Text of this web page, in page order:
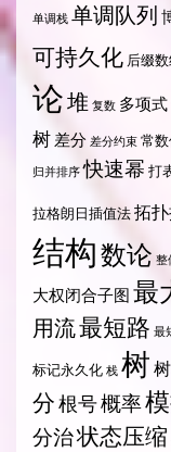
单调栈 单调队列
可持久化 后缀数
论堆 复数 多项式
树 差分 差分约束 常
归并排序 快速幂 打
拉格朗日插值法拓
结构数论 整
大权闭合子图 最
用流最短路 最
标记永久化 栈 树
分根号概率
分治状态压缩